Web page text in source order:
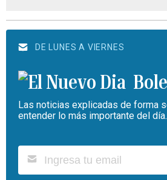
DE LUNES A VIERNES
Las noticias explicadas de forma
entender lo más importante del día.